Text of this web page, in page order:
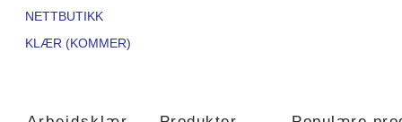
NETTBUTIKK
KLÆR (KOMMER)